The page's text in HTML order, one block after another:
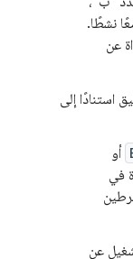
نشطًا.
عن
استنادًا إلى
أو
في
عن